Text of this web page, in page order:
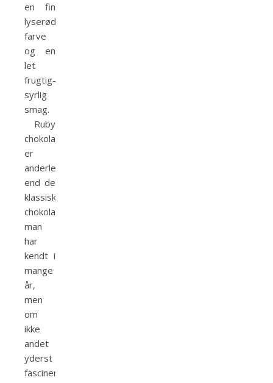
en fin
lyserød
farve
og en
let
frugtig-
syrlig
smag.
Ruby
chokoladen
er
anderledes
end de
klassiske
chokolader,
man
har
kendt i
mange
år,
men
om
ikke
andet
yderst
fascinerende.